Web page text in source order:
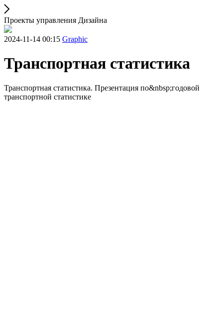
Проекты управления Дизайна
2024-11-14 00:15 Graphic
Транспортная статистика
Транспортная статистика. Презентация по&nbsp;годовой
транспортной статистике